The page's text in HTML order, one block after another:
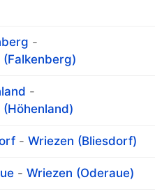
-
-
- Wriezen (Bliesdorf)
- Wriezen (Oderaue)